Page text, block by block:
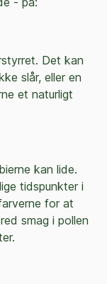
Det kan
slår, eller en
et naturligt
kan lide.
tidspunkter i
for at
smag i pollen